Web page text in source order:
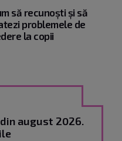
să recunoști și să
problemele de
la copii
august 2026.